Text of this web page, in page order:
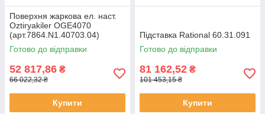
Поверхня жаркова ел. наст.
Oztiryakiler OGE4070
(арт.7864.N1.40703.04)
Готово до відправки
52 817,86 ₴
66 022,32 ₴
Купити
Підставка Rational 60.31.091
Готово до відправки
81 162,52 ₴
101 453,15 ₴
Купити